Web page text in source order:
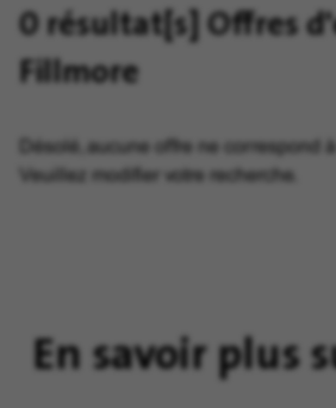
0 résultat[s]Offres
Fillmore
Désolé, aucune offre ne correspond à
Veuillez modifier votre recherche.
En savoir plus